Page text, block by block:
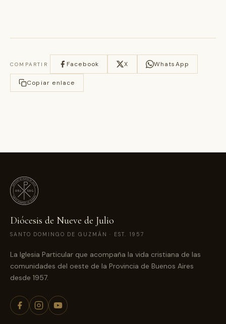
COMPARTIR Facebook X WhatsApp
Copiar enlace
Diócesis de Nueve de Julio
SANTO DOMINGO DE GUZMÁN · EST. 1957
La Iglesia Particular que acompaña la vida cristiana de las
comunidades del oeste de la Provincia de Buenos Aires
desde 1957.